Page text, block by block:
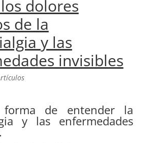
dolores
de la
y las
invisibles
de entender la
y las enfermedades